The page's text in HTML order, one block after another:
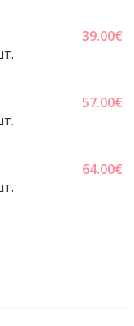
39.00€
57.00€
64.00€